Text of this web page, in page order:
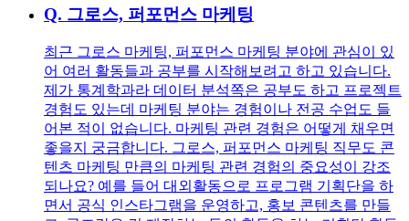
Q. 그로스, 퍼포먼스 마케팅
최근 그로스 마케팅, 퍼포먼스 마케팅 분야에 관심이 있
어 여러 활동들과 공부를 시작해보려고 하고 있습니다.
제가 통계학과라 데이터 분석쪽은 공부도 하고 프로젝트
경험도 있는데 마케팅 분야는 경험이나 전공 수업도 들
어본 적이 없습니다. 마케팅 관련 경험은 어떻게 채우면
좋을지 궁금합니다. 그로스, 퍼포먼스 마케팅 직무도 콘
텐츠 마케팅 만큼의 마케팅 관련 경험의 중요성이 강조
되나요? 예를 들어 대외활동으로 프로그램 기획단을 하
면서 공식 인스타그램을 운영하고, 홍보 콘텐츠를 만들